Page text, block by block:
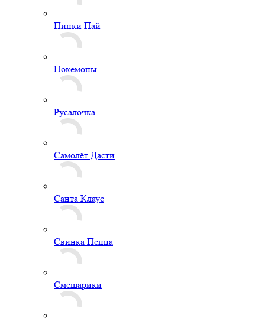
Пинки Пай
Покемоны
Русалочка
Самолёт Дасти
Санта Клаус
Свинка Пеппа
Смешарики